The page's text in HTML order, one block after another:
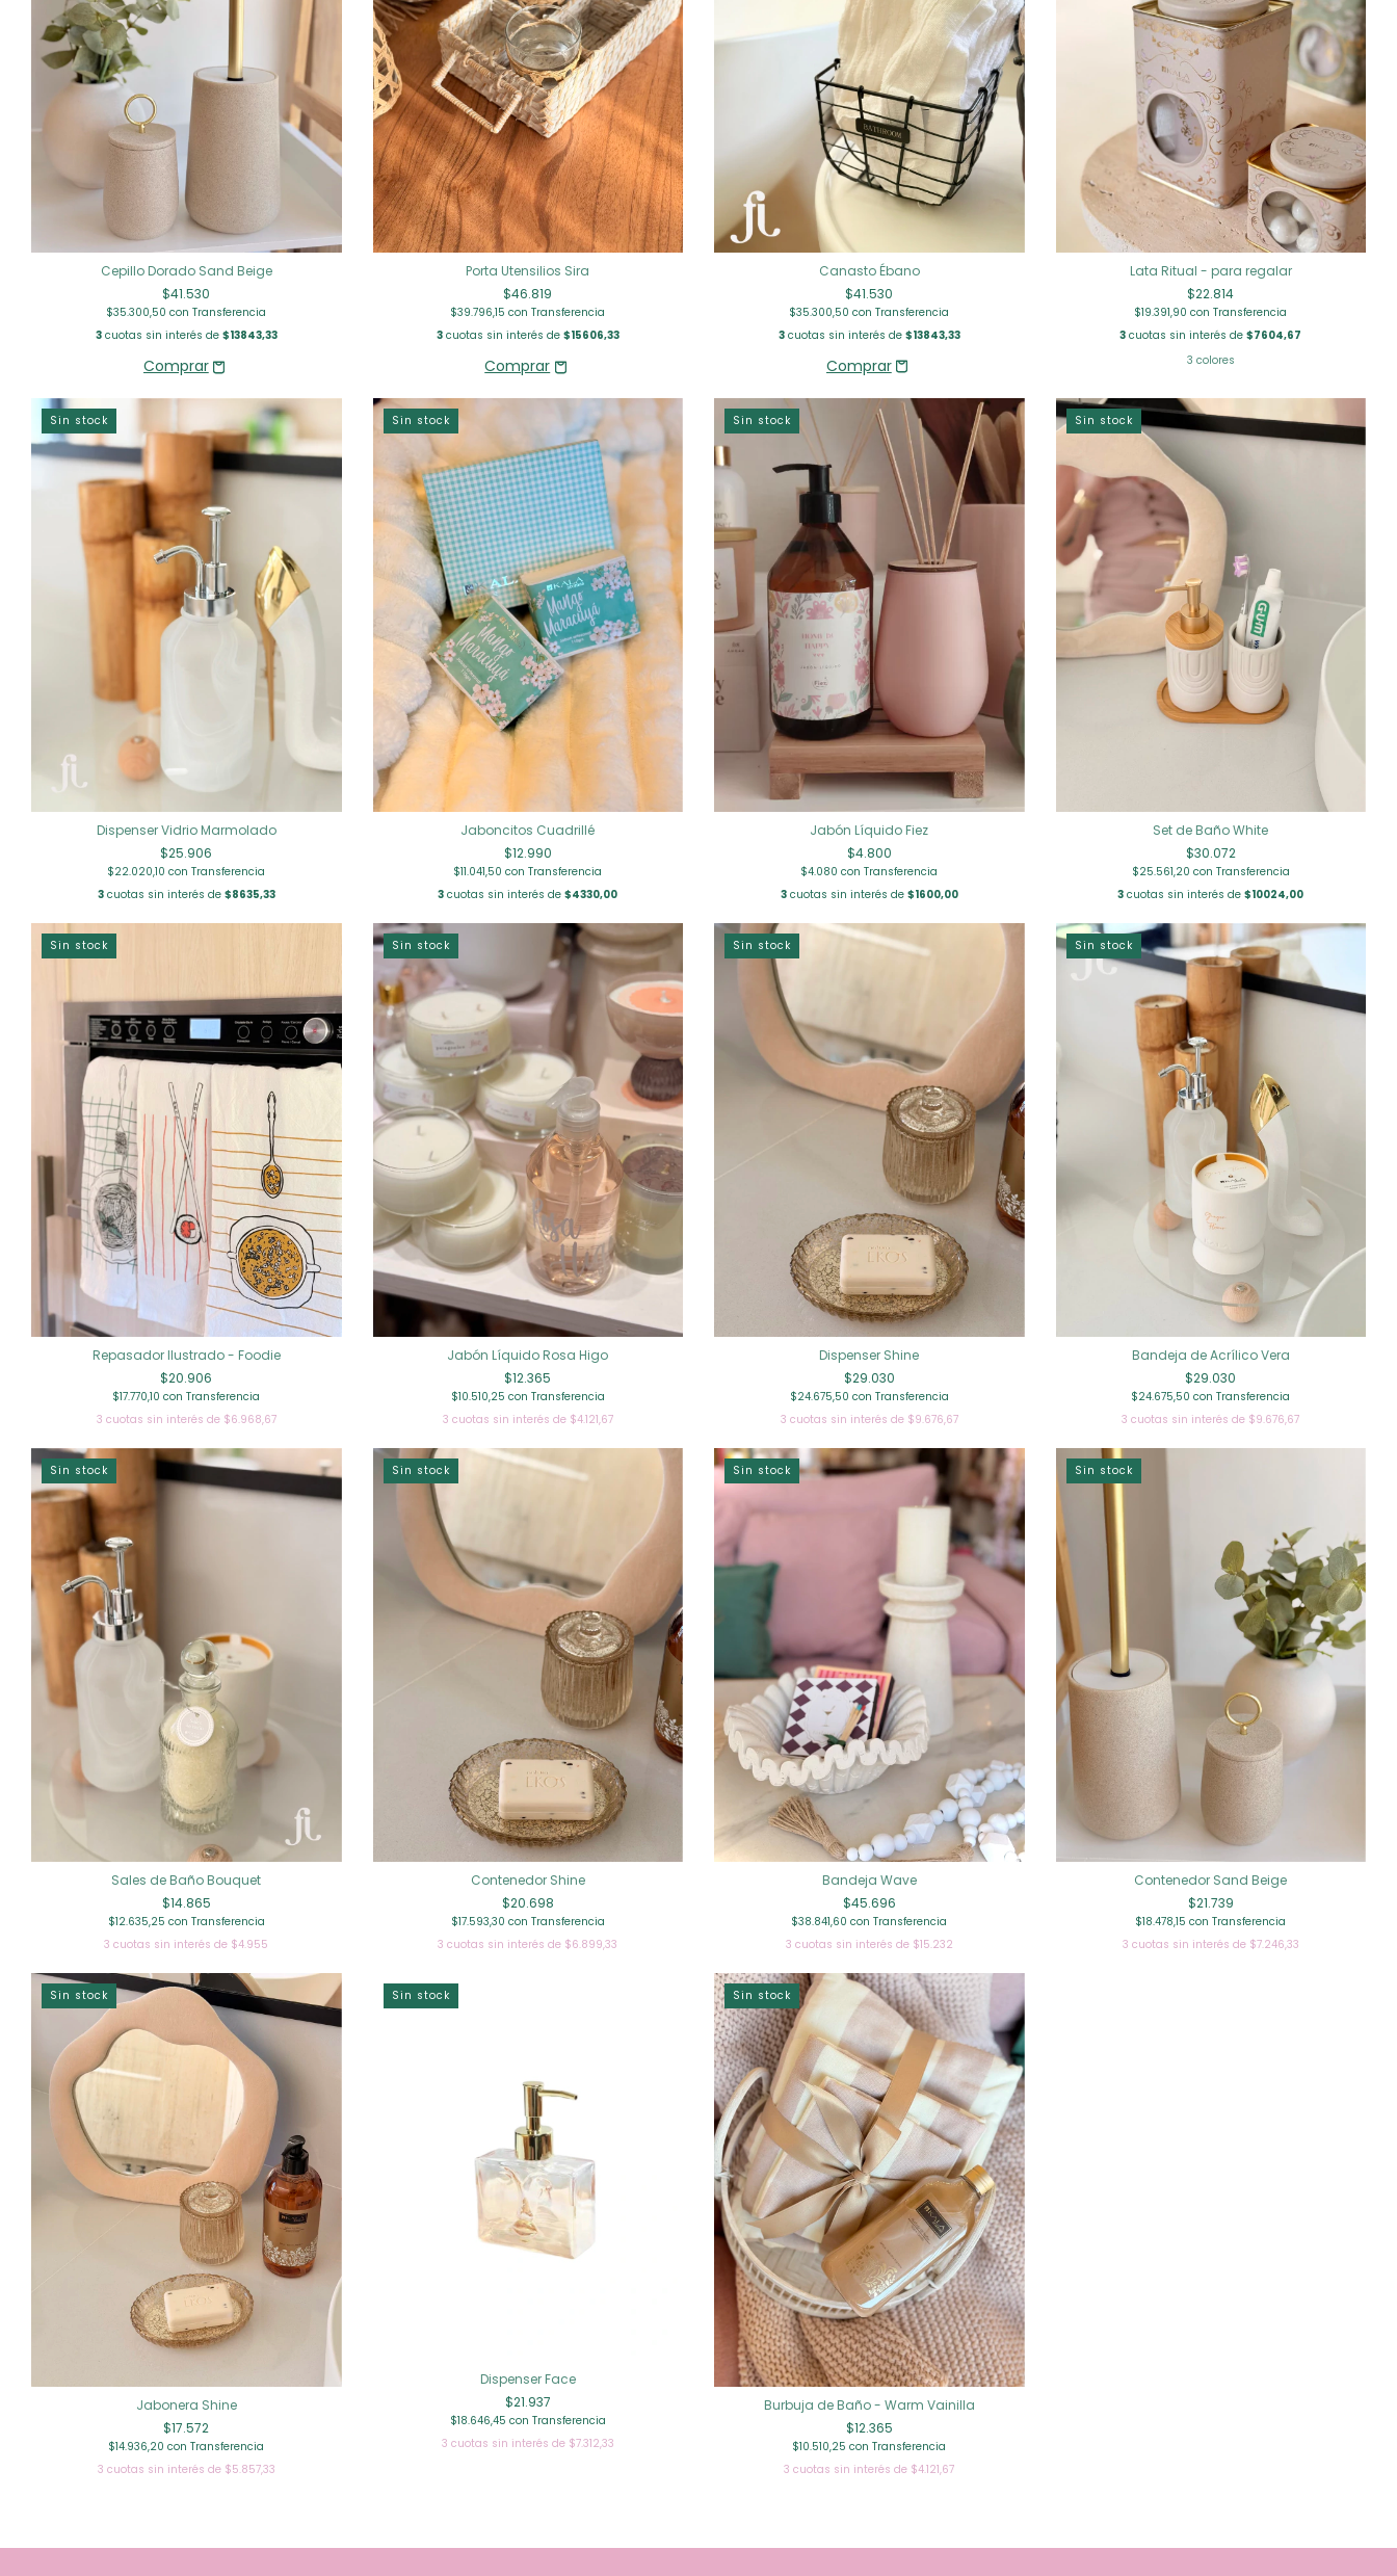
Cepillo Dorado Sand Beige
$41.530
$35.300,50con Transferencia
3cuotas sin interés de $13843,33
Porta Utensilios Sira
$46.819
$39.796,15con Transferencia
3cuotas sin interés de $15606,33
Canasto Ébano
$41.530
$35.300,50con Transferencia
3cuotas sin interés de $13843,33
Lata Ritual - para regalar
$22.814
$19.391,90con Transferencia
3 cuotas sin interés de$7604,67
3 colores
Sin stock
Dispenser Vidrio Marmolado
$25.906
$22.020,10con Transferencia
3cuotas sin interés de $8635,33
Sin stock
Jaboncitos Cuadrillé
$12.990
$11.041,50con Transferencia
3 cuotas sin interés de$4330,00
Sin stock
Jabón Líquido Fiez
$4.800
$4.080con Transferencia
3cuotas sin interés de $1600,00
Sin stock
Set de Baño White
$30.072
$25.561,20 con Transferencia
3 cuotas sin interés de$10024,00
Sin stock
Repasador Ilustrado - Foodie
$20.906
$17.770,10con Transferencia
3 cuotas sin interés de $6.968,67
Sin stock
Jabón Líquido Rosa Higo
$12.365
$10.510,25 con Transferencia
3 cuotas sin interés de $4.121,67
Sin stock
Dispenser Shine
$29.030
$24.675,50 con Transferencia
3 cuotas sin interés de $9.676,67
Sin stock
Bandeja de Acrílico Vera
$29.030
$24.675,50con Transferencia
3 cuotas sin interés de $9.676,67
Sin stock
Sales de Baño Bouquet
$14.865
$12.635,25 con Transferencia
3 cuotas sin interés de $4.955
Sin stock
Contenedor Shine
$20.698
$17.593,30 con Transferencia
3 cuotas sin interés de $6.899,33
Sin stock
Bandeja Wave
$45.696
$38.841,60con Transferencia
3 cuotas sin interés de $15.232
Sin stock
Contenedor Sand Beige
$21.739
$18.478,15con Transferencia
3 cuotas sin interés de $7.246,33
Sin stock
Jabonera Shine
$17.572
$14.936,20con Transferencia
3 cuotas sin interés de $5.857,33
Sin stock
Dispenser Face
$21.937
$18.646,45 con Transferencia
3 cuotas sin interés de $7.312,33
Sin stock
Burbuja de Baño - Warm Vainilla
$12.365
$10.510,25con Transferencia
3 cuotas sin interés de $4.121,67